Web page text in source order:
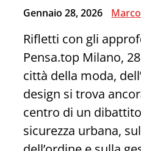
Gennaio 28, 2026
Rifletti con gli
Pensa.top Milano,
città della moda,
design si trova
centro di un
sicurezza urbana,